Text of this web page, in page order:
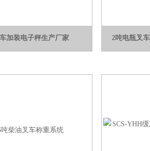
加装电子秤生产厂家 2吨电瓶叉